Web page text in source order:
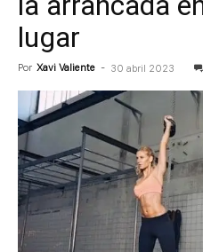
lugar
Por Xavi Valiente - 30 abril 2023